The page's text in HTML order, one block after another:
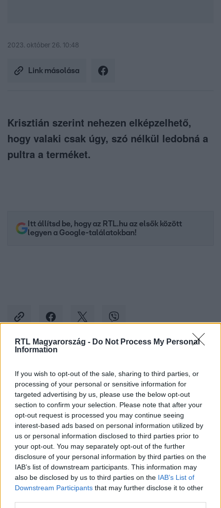
RTL Magyarország - Do Not Process My Personal
Information
If you wish to opt-out of the sale, sharing to third parties, or
processing of your personal or sensitive information for
targeted advertising by us, please use the below opt-out
section to confirm your selection. Please note that after your
opt-out request is processed you may continue seeing
interest-based ads based on personal information utilized by
us or personal information disclosed to third parties prior to
your opt-out. You may separately opt-out of the further
disclosure of your personal information by third parties on the
IAB’s list of downstream participants. This information may
also be disclosed by us to third parties on the IAB’s List of
Downstream Participants that may further disclose it to other
2023. október 26. 10:48
Link másolása
Krisztián szerint nehezen elképzelhető,
hogy valaki csak úgy, szó nélkül ledobná a
pultra a terméket.
Itt állítsd be, hogy az RTL.hu az elsők között
legyen a Google-találatokban!
Facebookon is!
Követem
BELFÖLD #IKEA #REKLAMÁCIÓ #BLOKK
#KIRÚGÁS